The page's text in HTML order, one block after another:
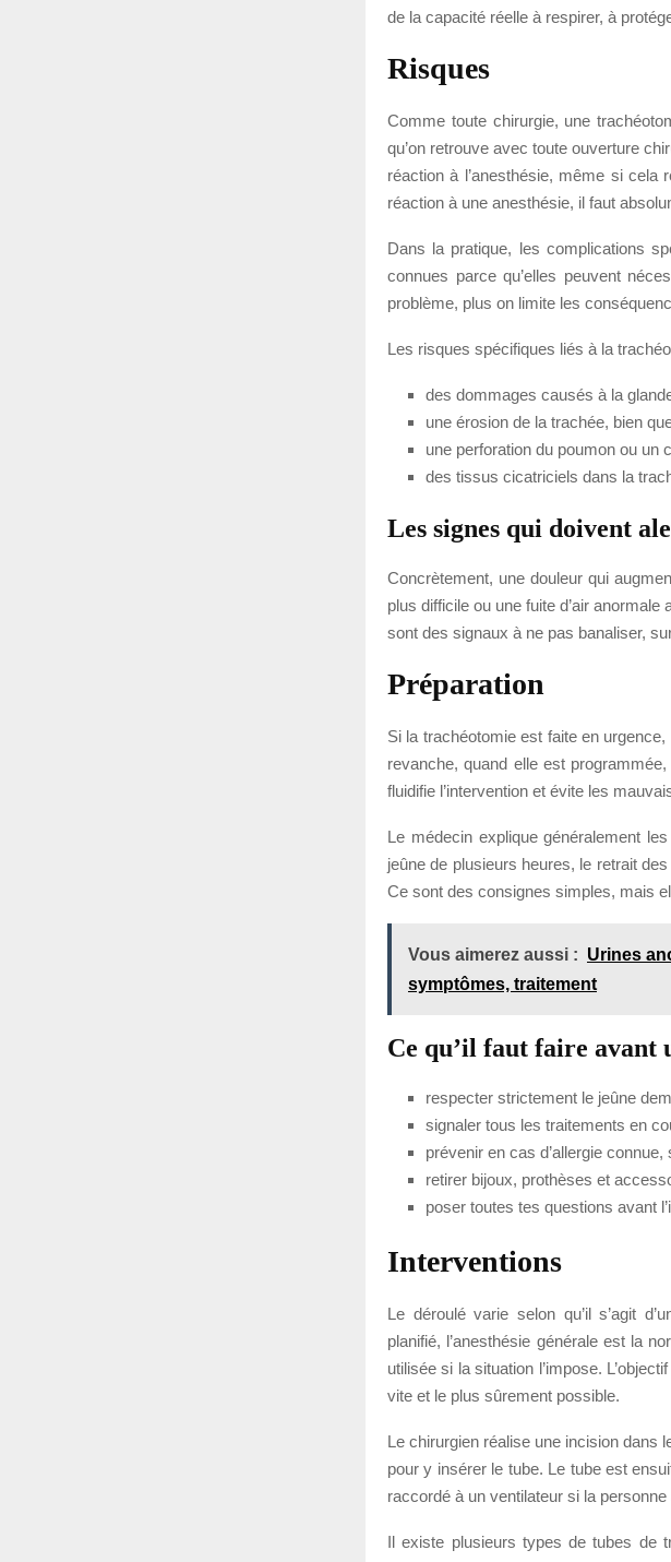
de la capacité réelle à respirer, à
Risques
Comme toute chirurgie, une
qu’on retrouve avec toute ouverture
réaction à l’anesthésie, même si
réaction à une anesthésie, il faut
Dans la pratique, les complications
connues parce qu’elles peuvent
problème, plus on limite les
Les risques spécifiques liés à la
des dommages causés à la
une érosion de la trachée, bien
une perforation du poumon ou un
des tissus cicatriciels dans la
Les signes qui doivent
Concrètement, une douleur qui
plus difficile ou une fuite d’air
sont des signaux à ne pas banaliser,
Préparation
Si la trachéotomie est faite en
revanche, quand elle est
fluidifie l’intervention et évite les
Le médecin explique généralement
jeûne de plusieurs heures, le retrait des
Ce sont des consignes simples, mais
Vous aimerez aussi : Urines
symptômes, traitement
Ce qu’il faut faire avant
respecter strictement le jeûne
signaler tous les traitements en
prévenir en cas d’allergie connue,
retirer bijoux, prothèses et
poser toutes tes questions avant
Interventions
Le déroulé varie selon qu’il s’agit
planifié, l’anesthésie générale est la
utilisée si la situation l’impose.
vite et le plus sûrement possible.
Le chirurgien réalise une incision dans
pour y insérer le tube. Le tube est
raccordé à un ventilateur si la
Il existe plusieurs types de tubes de